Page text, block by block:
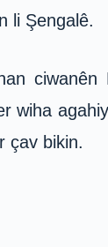
li Şengalê.
wiha
çav bikin.